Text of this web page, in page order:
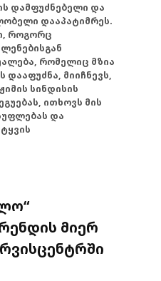
დამფუძნებელი და
დააპატიმრეს.
როგორც
რომელიც მზია
დააფუძნა, მიიჩნევს,
სინდისის
ითხოვს მის
და
მიერ